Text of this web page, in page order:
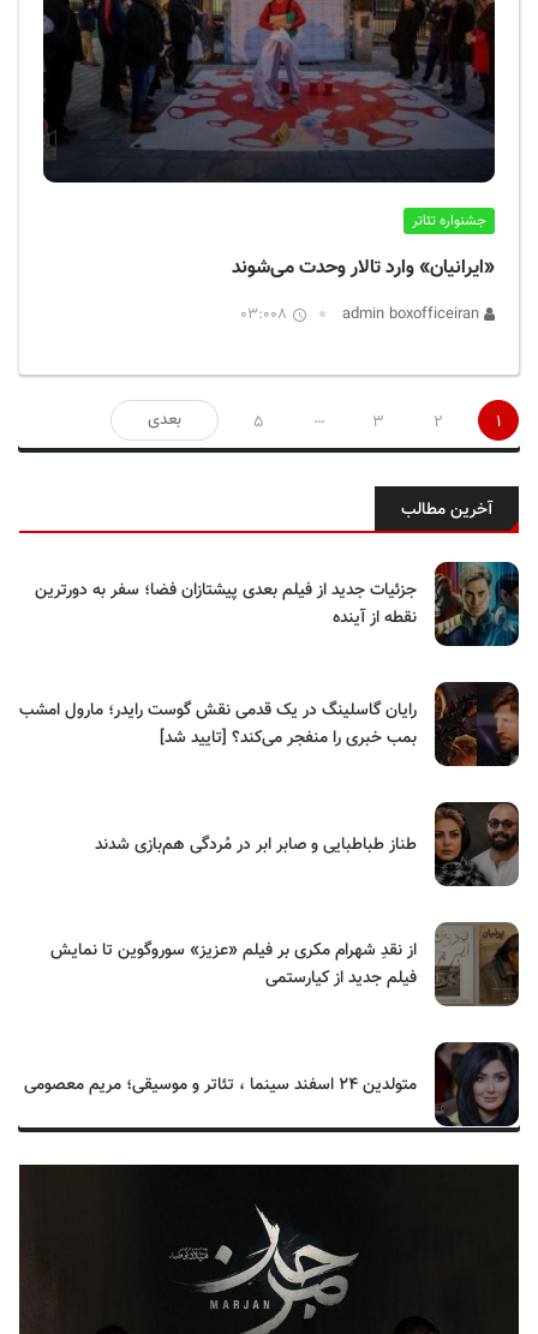
جشنواره تئاتر
«ایرانیان» وارد تالار وحدت می‌شوند
03:008
صفحه‌بندی
نوشته‌ها
1
2
3
…
5 بعدی
آخرین مطالب
جزئیات جدید از فیلم بعدی پیشتازان فضا؛ سفر به دورترین
نقطه از آینده
رایان گاسلینگ در یک قدمی نقش گوست رایدر؛ مارول امشب
بمب خبری را منفجر می‌کند؟ [تایید شد]
طناز طباطبایی و صابر ابر در مُردگی هم‌بازی شدند
از نقدِ شهرام مکری بر فیلم «عزیز» سوروگوین تا نمایش
فیلم جدید از کیارستمی
متولدین ۲۴ اسفند سینما ، تئاتر و موسیقی؛ مریم معصومی